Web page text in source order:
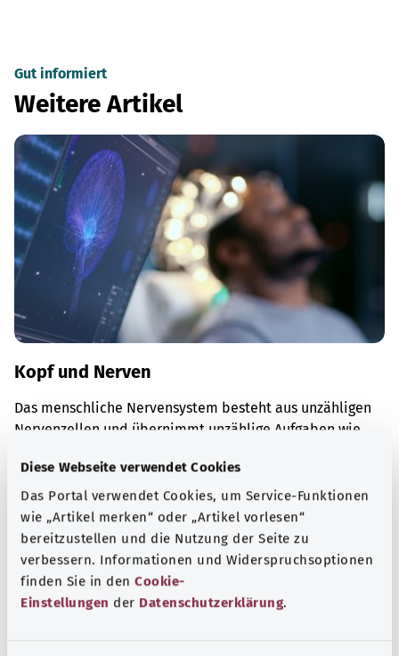
Diese Webseite verwendet Cookies
Das Portal verwendet Cookies, um Service-Funktionen
wie „Artikel merken“ oder „Artikel vorlesen“
bereitzustellen und die Nutzung der Seite zu
verbessern. Informationen und Widerspruchsoptionen
finden Sie in den Cookie-
Einstellungen der Datenschutzerklärung.
Gut informiert
Weitere Artikel
Kopf und Nerven
Das menschliche Nervensystem besteht aus unzähligen
Nervenzellen und übernimmt unzählige Aufgaben wie
Mehr erfahren